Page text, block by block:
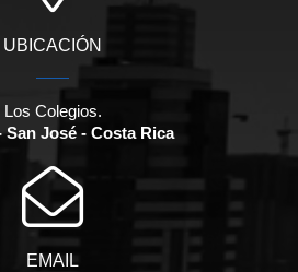
UBICACIÓN
Los Colegios.
San José - Costa Rica
EMAIL